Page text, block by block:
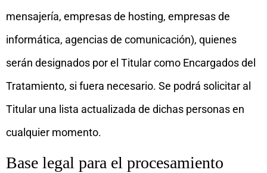
mensajería, empresas de hosting, empresas de
informática, agencias de comunicación), quienes
serán designados por el Titular como Encargados del
Tratamiento, si fuera necesario. Se podrá solicitar al
Titular una lista actualizada de dichas personas en
cualquier momento.
Base legal para el procesamiento